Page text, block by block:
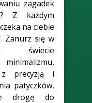
zagadek
Z każdym
na ciebie
Zanurz się w
świecie
z precyzją i
patyczków,
drogę do